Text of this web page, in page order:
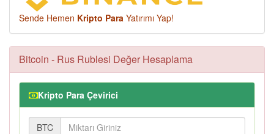
Sende Hemen Kripto Para Yatırımı Yap!
Bitcoin - Rus Rublesi Değer Hesaplama
Kripto Para Çevirici
BTC